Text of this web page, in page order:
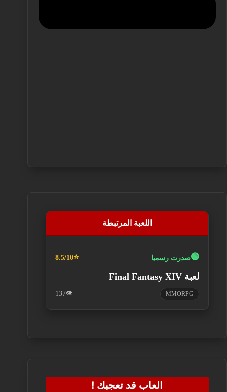
اللعبة المرتبطة
🟢صدرت رسميا ⭐
8.5/10
لعبة Final Fantasy XIV
MMORPG
👁️
137
العاب قد تعجبك !